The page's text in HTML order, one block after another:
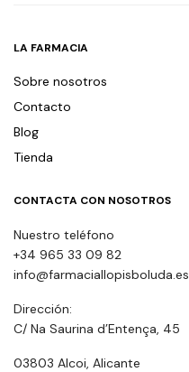
LA FARMACIA
Sobre nosotros
Contacto
Blog
Tienda
CONTACTA CON NOSOTROS
Nuestro teléfono
+34 965 33 09 82
info@farmaciallopisboluda.es
Dirección:
C/ Na Saurina d’Entença, 45
03803 Alcoi, Alicante